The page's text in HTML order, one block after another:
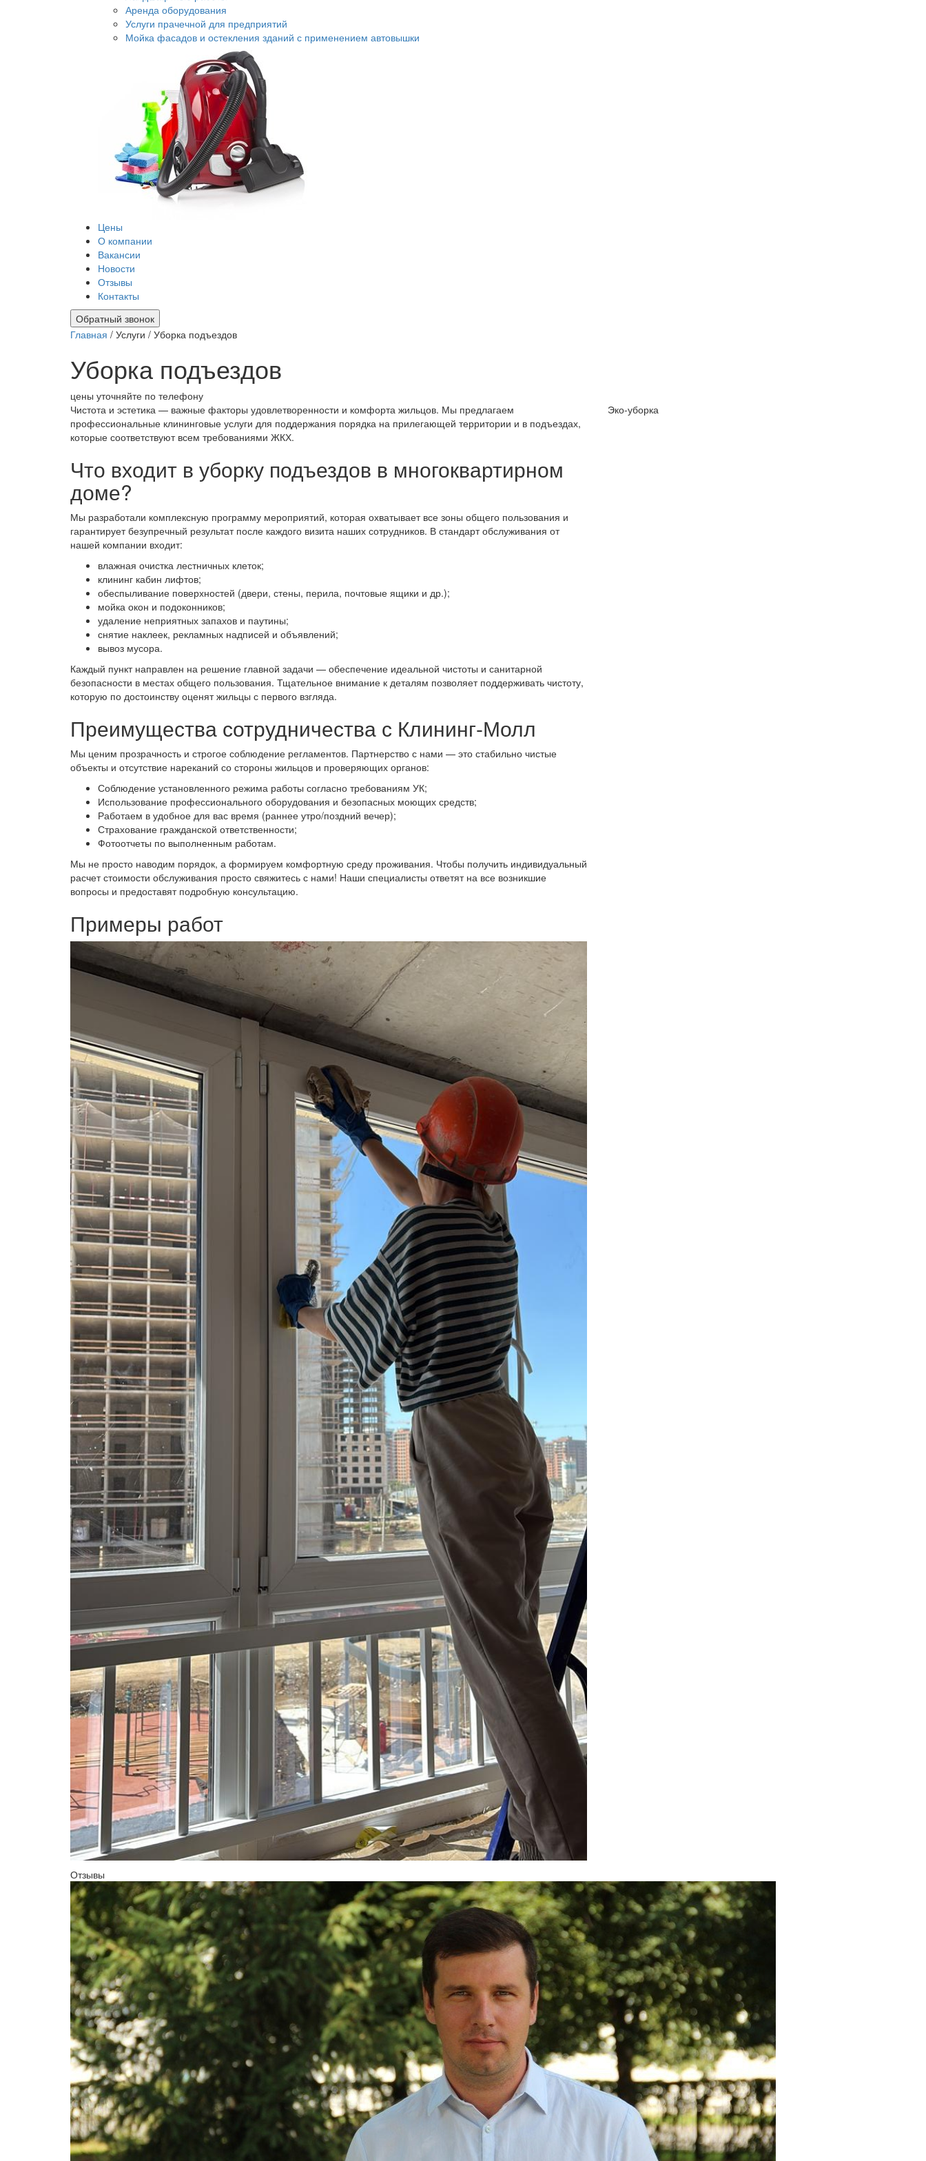
Аренда оборудования
Услуги прачечной для предприятий
Мойка фасадов и остекления зданий с применением автовышки
Цены
О компании
Вакансии
Новости
Отзывы
Контакты
Обратный звонок
Главная / Услуги / Уборка подъездов
Уборка подъездов
цены уточняйте по телефону
Чистота и эстетика — важные факторы удовлетворенности и комфорта жильцов. Мы предлагаем
профессиональные клининговые услуги для поддержания порядка на прилегающей территории и в подъездах,
которые соответствуют всем требованиями ЖКХ.
Что входит в уборку подъездов в многоквартирном
доме?
Мы разработали комплексную программу мероприятий, которая охватывает все зоны общего пользования и
гарантирует безупречный результат после каждого визита наших сотрудников. В стандарт обслуживания от
нашей компании входит:
влажная очистка лестничных клеток;
клининг кабин лифтов;
обеспыливание поверхностей (двери, стены, перила, почтовые ящики и др.);
мойка окон и подоконников;
удаление неприятных запахов и паутины;
снятие наклеек, рекламных надписей и объявлений;
вывоз мусора.
Каждый пункт направлен на решение главной задачи — обеспечение идеальной чистоты и санитарной
безопасности в местах общего пользования. Тщательное внимание к деталям позволяет поддерживать чистоту,
которую по достоинству оценят жильцы с первого взгляда.
Преимущества сотрудничества с Клининг-Молл
Мы ценим прозрачность и строгое соблюдение регламентов. Партнерство с нами — это стабильно чистые
объекты и отсутствие нареканий со стороны жильцов и проверяющих органов:
Соблюдение установленного режима работы согласно требованиям УК;
Использование профессионального оборудования и безопасных моющих средств;
Работаем в удобное для вас время (раннее утро/поздний вечер);
Страхование гражданской ответственности;
Фотоотчеты по выполненным работам.
Мы не просто наводим порядок, а формируем комфортную среду проживания. Чтобы получить индивидуальный
расчет стоимости обслуживания просто свяжитесь с нами! Наши специалисты ответят на все возникшие
вопросы и предоставят подробную консультацию.
Примеры работ
Эко-уборка
Отзывы